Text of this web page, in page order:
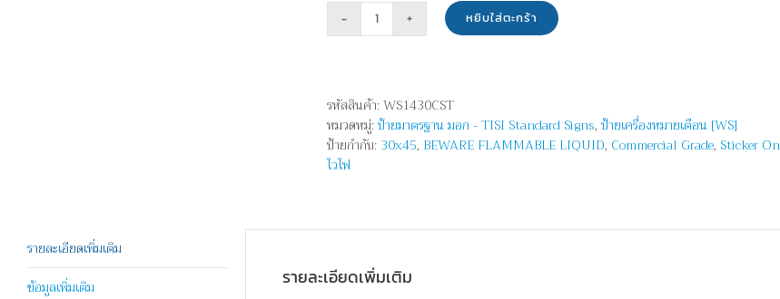
จำนวน
-
BEWARE
FLAMMABLE
หยิบใส่ตะกร้า
รหัสสินค้า:WS1430CST
หมวดหมู่:ป้ายมาตรฐาน มอก - TISI Standard Signs, ป้ายเครื่องหมายเตือน [WS]
ป้ายกำกับ: 30x45, BEWARE FLAMMABLE LIQUID, Commercial Grade, Sticker
ไวไฟ
รายละเอียดเพิ่มเติม
ข้อมูลเพิ่มเติม
รายละเอียดเพิ่มเติม